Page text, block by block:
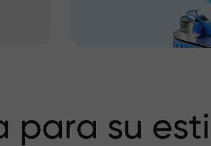
para su